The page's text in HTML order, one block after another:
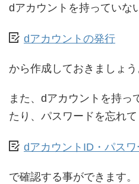
dアカウントを持っていな
dアカウントの発行
から作成しておきましょう
また、dアカウントを持っ
たり、パスワードを忘れて
dアカウントID・パス
で確認する事ができます。